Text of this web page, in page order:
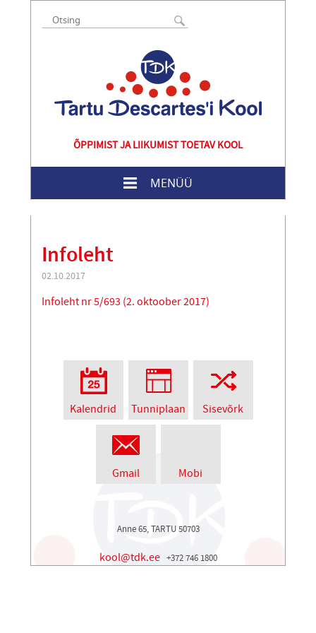
ÕPPIMIST JA LIIKUMIST TOETAV KOOL
MENÜÜ
Infoleht
02.10.2017
Infoleht nr 5/693 (2. oktoober 2017)
Kalendrid Tunniplaan Sisevõrk
Gmail Mobi
Anne 65, TARTU 50703
kool@tdk.ee +372 746 1800